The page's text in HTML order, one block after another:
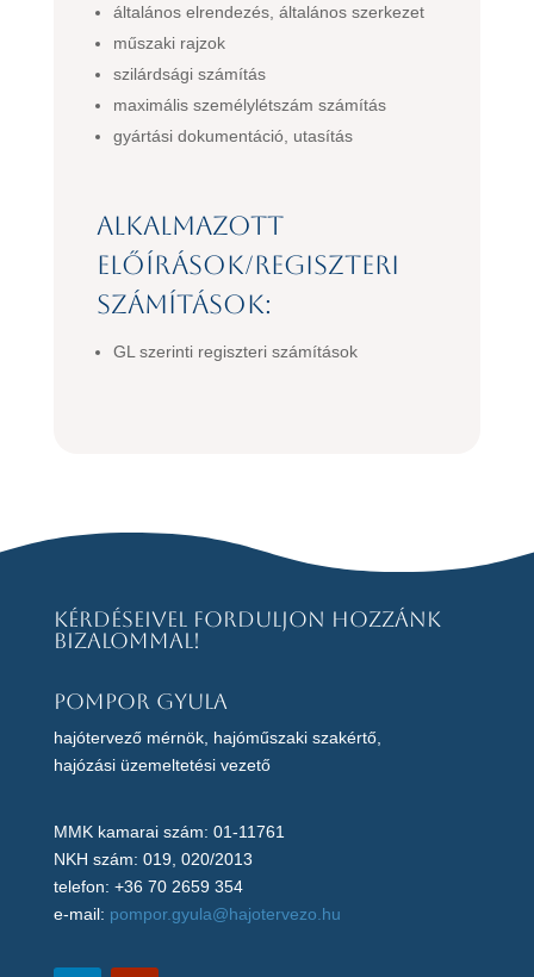
általános elrendezés, általános szerkezet
műszaki rajzok
szilárdsági számítás
maximális személylétszám számítás
gyártási dokumentáció, utasítás
Alkalmazott
előírások/regiszteri
számítások:
GL szerinti regiszteri számítások
Kérdéseivel forduljon hozzánk
bizalommal!
Pompor Gyula
hajótervező mérnök, hajóműszaki szakértő,
hajózási üzemeltetési vezető
MMK kamarai szám: 01-11761
NKH szám: 019, 020/2013
telefon: +36 70 2659 354
e-mail: pompor.gyula@hajotervezo.hu